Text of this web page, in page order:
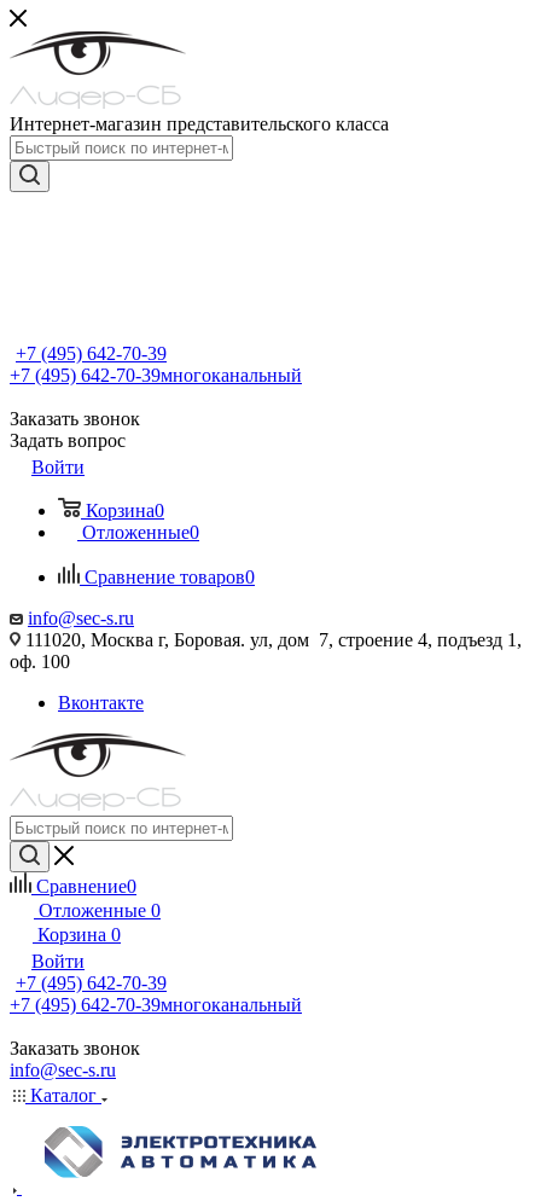
Интернет-магазин представительского класса
+7 (495) 642-70-39
+7 (495) 642-70-39многоканальный
Заказать звонок
Задать вопрос
Войти
Корзина0
Отложенные0
Сравнение товаров0
info@sec-s.ru
111020, Москва г, Боровая. ул, дом 7, строение 4, подъезд 1,
оф. 100
Вконтакте
Сравнение0
Отложенные 0
Корзина 0
Войти
+7 (495) 642-70-39
+7 (495) 642-70-39многоканальный
Заказать звонок
info@sec-s.ru
Каталог